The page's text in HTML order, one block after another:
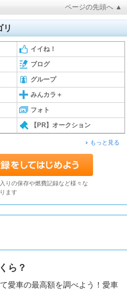
ページの先頭へ ▲
リ
イイね！
ブログ
グループ
みんカラ＋
フォト
【PR】オークション
もっと見る
りの保存や燃費記録など様々な
ます
ら？
愛車の最高額を調べよう！愛車